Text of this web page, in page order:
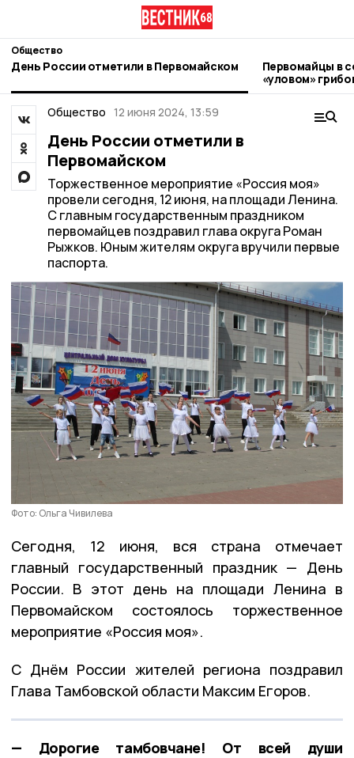
Общество
День России отметили в Первомайском
Первомайцы в
«уловом»
Общество 12 июня 2024, 13:59
День России отметили в
Первомайском
Торжественное мероприятие «Россия моя»
провели сегодня, 12 июня, на площади Ленина.
С главным государственным праздником
первомайцев поздравил глава округа Роман
Рыжков. Юным жителям округа вручили первые
паспорта.
Фото: Ольга Чивилева
Сегодня, 12 июня, вся страна отмечает
главный государственный праздник — День
России. В этот день на площади Ленина в
Первомайском состоялось торжественное
мероприятие «Россия моя».
С Днём России жителей региона поздравил
Глава Тамбовской области Максим Егоров.
— Дорогие тамбовчане! От всей души